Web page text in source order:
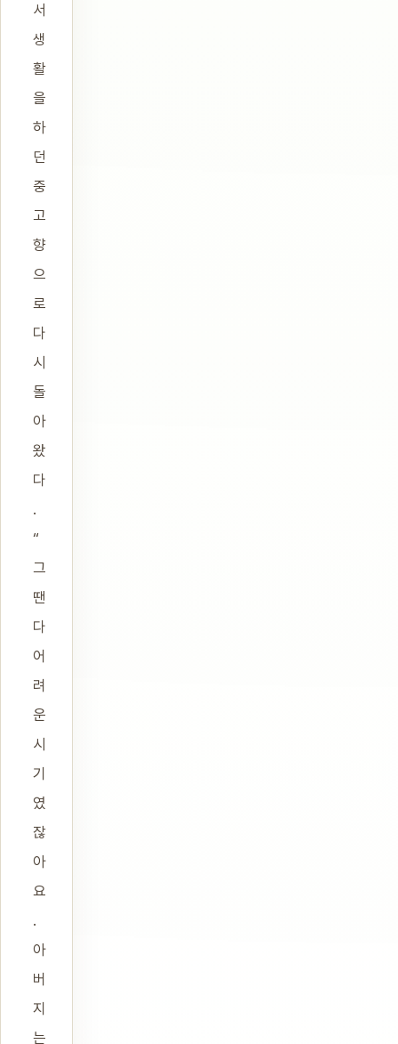
서
생
활
을
하
던
중
고
향
으
로
다
시
돌
아
왔
다
.
“
그
땐
다
어
려
운
시
기
였
잖
아
요
.
아
버
지
는